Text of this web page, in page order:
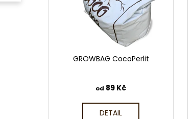
GROWBAG CocoPerlit
od 89 Kč
DETAIL